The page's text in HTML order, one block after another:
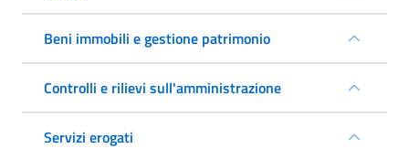
Beni immobili e gestione patrimonio
Controlli e rilievi sull'amministrazione
Servizi erogati